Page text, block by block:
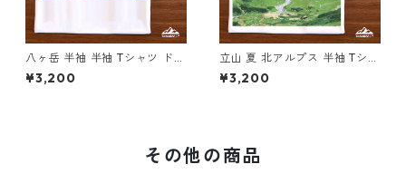
八ヶ岳 半袖 半袖 Tシャツ ドラ
イ 吸水速乾 山 登山 アウトド
ア 山Tシャツ 山のイラスト
¥3,200
立山 夏 北アルプス 半袖 Tシャ
ツ ホワイト ドライ 吸水速乾
山 登山 山Tシャツ 山のイラス
¥3,200
その他の商品